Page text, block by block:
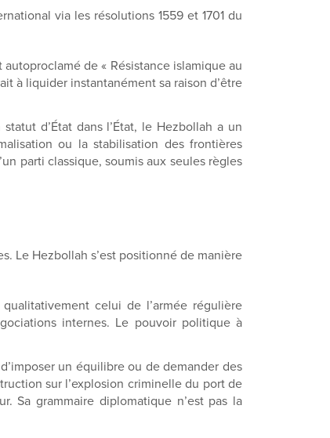
via les résolutions 1559 et 1701 du
de « Résistance islamique au
à liquider instantanément sa raison d’être
d’État dans l’État, le Hezbollah a un
ou la stabilisation des frontières
parti classique, soumis aux seules règles
Le Hezbollah s’est positionné de manière
celui de l’armée régulière
internes. Le pouvoir politique à
un équilibre ou de demander des
sur l’explosion criminelle du port de
Sa grammaire diplomatique n’est pas la